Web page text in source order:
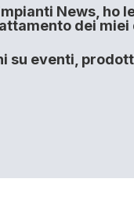
News, ho
dei
su eventi,